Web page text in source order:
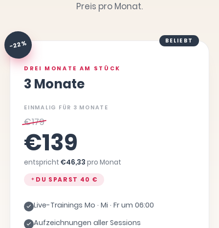
Preis pro Monat.
-22 % BELIEBT
DREI MONATE AM STÜCK
3 Monate
EINMALIG FÜR 3 MONATE
€179
€139
entspricht €46,33 pro Monat
DU SPARST 40 €
Live-Trainings Mo · Mi · Fr um 06:00
Aufzeichnungen aller Sessions